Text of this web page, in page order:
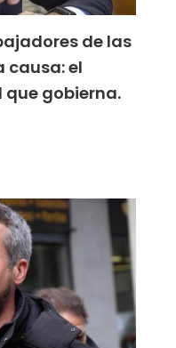
de las
causa: el
gobierna.